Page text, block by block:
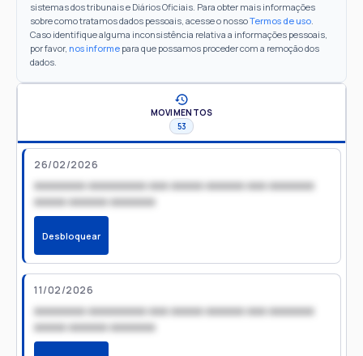
sistemas dos tribunais e Diários Oficiais. Para obter mais informações
sobre como tratamos dados pessoais, acesse o nossoTermos de uso.
Caso identifique alguma inconsistência relativa a informações pessoais,
por favor, nos informe para que possamos proceder com a remoção dos
dados.
MOVIMENTOS
53
26/02/2026
xxxxxxxx xxxxxxxxx xxx xxxxx xxxxxx xxx xxxxxxx
xxxxx xxxxxx xxxxxxx
Desbloquear
11/02/2026
xxxxxxxx xxxxxxxxx xxx xxxxx xxxxxx xxx xxxxxxx
xxxxx xxxxxx xxxxxxx